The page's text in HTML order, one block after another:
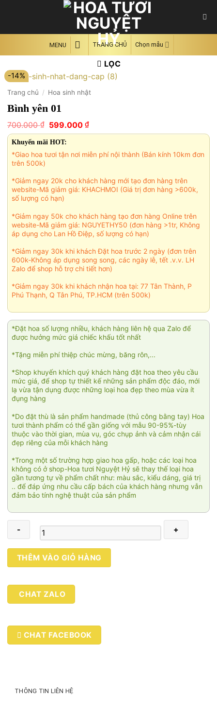
MENU TRANG CHỦ Chọn mẫu
LỌC
-14%
Trang chủ / Hoa sinh nhật
Bình yên 01
700.000₫ Giá
gốc
là:
700.000 ₫.
599.000 ₫Giá
hiện
599.000 ₫.
Khuyến mãi HOT:
*Giao hoa tươi tận nơi miễn phí nội thành (Bán kính 10km đơn
trên 500k)
*Giảm ngay 20k cho khách hàng mới tạo đơn hàng trên
website-Mã giảm giá: KHACHMOI (Giá trị đơn hàng >600k,
số lượng có hạn)
*Giảm ngay 50k cho khách hàng tạo đơn hàng Online trên
website-Mã giảm giá: NGUYETHY50 (đơn hàng >1tr, Không
áp dụng cho Lan Hồ Điệp, số lượng có hạn)
*Giảm ngay 30k khi khách Đặt hoa trước 2 ngày (đơn trên
600k-Không áp dụng song song, các ngày lễ, tết .v.v. LH
Zalo để shop hỗ trợ chi tiết hơn)
*Giảm ngay 30k khi khách nhận hoa tại: 77 Tân Thành, P
Phú Thạnh, Q Tân Phú, TP.HCM (trên 500k)
*Đặt hoa số lượng nhiều, khách hàng liên hệ qua Zalo để
được hưởng mức giá chiếc khấu tốt nhất
*Tặng miễn phí thiệp chúc mừng, băng rôn,...
*Shop khuyến khích quý khách hàng đặt hoa theo yêu cầu
mức giá, để shop tự thiết kế những sản phẩm độc đáo, mới
lạ vừa tận dụng được những loại hoa đẹp theo mùa vừa ít
đụng hàng
*Do đặt thù là sản phẩm handmade (thủ công bằng tay) Hoa
tươi thành phẩm có thể gần giống với mẫu 90-95%-tùy
thuộc vào thời gian, mùa vụ, góc chụp ảnh và cảm nhận cái
đẹp riêng của mỗi khách hàng
*Trong một số trường hợp giao hoa gấp, hoặc các loại hoa
không có ở shop-Hoa tươi Nguyệt Hỷ sẽ thay thế loại hoa
gần tương tự về phẩm chất như: màu sắc, kiểu dáng, giá trị
.. để đáp ứng nhu cầu cấp bách của khách hàng nhưng vẫn
đảm bảo tính nghệ thuật của sản phẩm
Bình
yên
số
lượng
THÊM VÀO GIỎ HÀNG
CHAT ZALO
CHAT FACEBOOK
THÔNG TIN LIÊN HỆ